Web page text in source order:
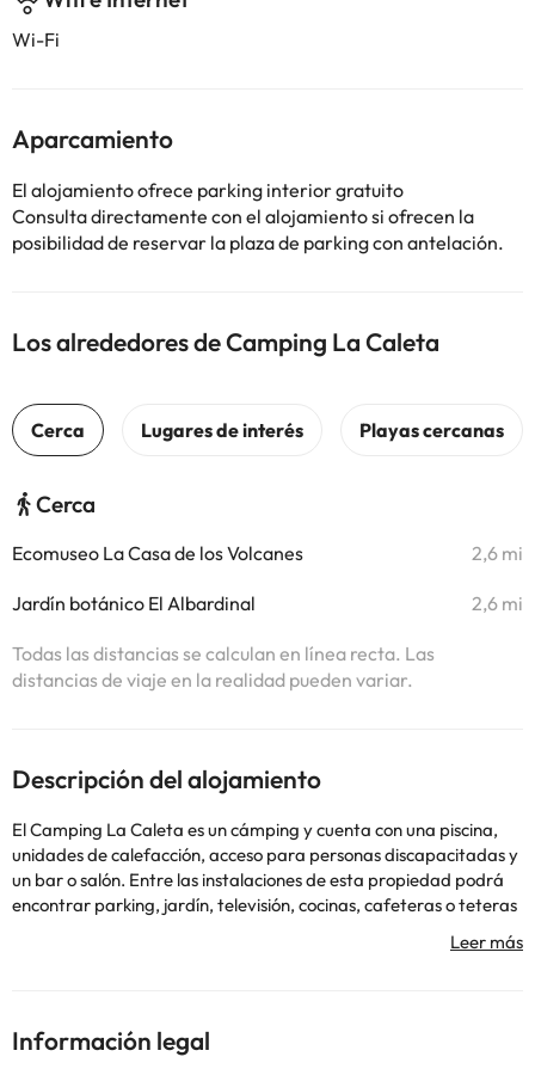
Wi-Fi
Aparcamiento
El alojamiento ofrece parking interior gratuito
Consulta directamente con el alojamiento si ofrecen la
posibilidad de reservar la plaza de parking con antelación.
Los alrededores de Camping La Caleta
Cerca
Ecomuseo La Casa de los Volcanes 2,6 mi
Jardín botánico El Albardinal 2,6 mi
Todas las distancias se calculan en línea recta. Las
distancias de viaje en la realidad pueden variar.
Descripción del alojamiento
El Camping La Caleta es un cámping y cuenta con una piscina,
unidades de calefacción, acceso para personas discapacitadas y
un bar o salón. Entre las instalaciones de esta propiedad podrá
encontrar parking, jardín, televisión, cocinas, cafeteras o teteras
y depósitos en cajas de seguridad. Todas las habitaciones del
cámping y cuenta con una piscina, unidades de calefacción,
acceso para personas discapacitadas y un bar o salón. Entre las
Información legal